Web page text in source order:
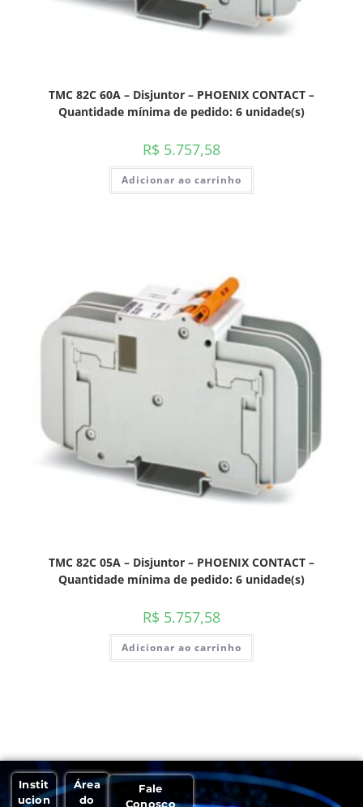
TMC 82C 60A – Disjuntor – PHOENIX CONTACT –
Quantidade mínima de pedido: 6 unidade(s)
R$ 5.757,58
Adicionar ao carrinho
TMC 82C 05A – Disjuntor – PHOENIX CONTACT –
Quantidade mínima de pedido: 6 unidade(s)
R$ 5.757,58
Adicionar ao carrinho
Instit
ucion
Área
do
Fale
Conosco